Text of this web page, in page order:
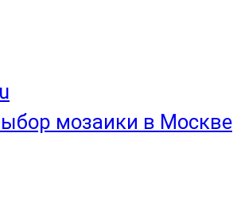
мозаики в Москве